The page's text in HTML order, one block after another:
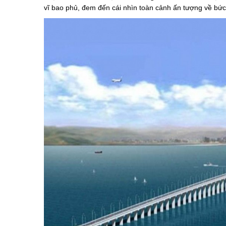
vĩ bao phủ, đem đến cái nhìn toàn cảnh ấn tượng về